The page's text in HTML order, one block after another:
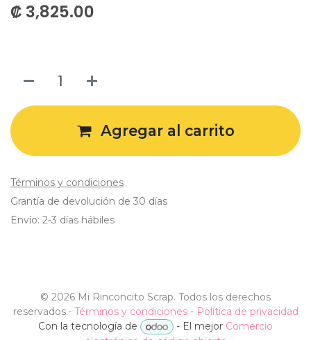
₡ 3,825.00
Agregar al carrito
Términos y condiciones
Grantía de devolución de 30 días
Envío: 2-3 días hábiles
© 2026 Mi Rinconcito Scrap. Todos los derechos
reservados.- Términos y condiciones- Política de privacidad
Con la tecnología de
- El mejor Comercio